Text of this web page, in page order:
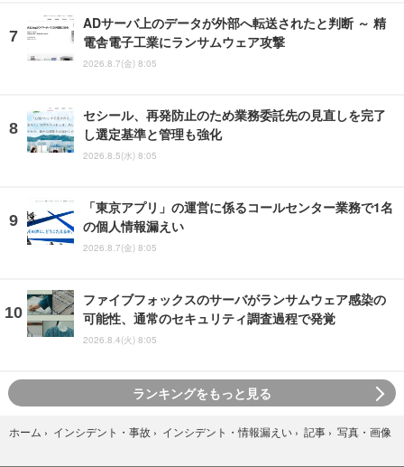
ADサーバ上のデータが外部へ転送されたと判断 ～ 精
電舎電子工業にランサムウェア攻撃
2026.8.7(金) 8:05
セシール、再発防止のため業務委託先の見直しを完了
し選定基準と管理も強化
2026.8.5(水) 8:05
「東京アプリ」の運営に係るコールセンター業務で1名
の個人情報漏えい
2026.8.7(金) 8:05
ファイブフォックスのサーバがランサムウェア感染の
可能性、通常のセキュリティ調査過程で発覚
2026.8.4(火) 8:05
ランキングをもっと見る
ホーム › インシデント・事故 › インシデント・情報漏えい › 記事 › 写真・画像